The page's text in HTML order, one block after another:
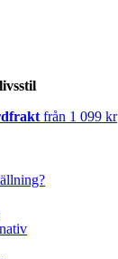
från 1 099 kr